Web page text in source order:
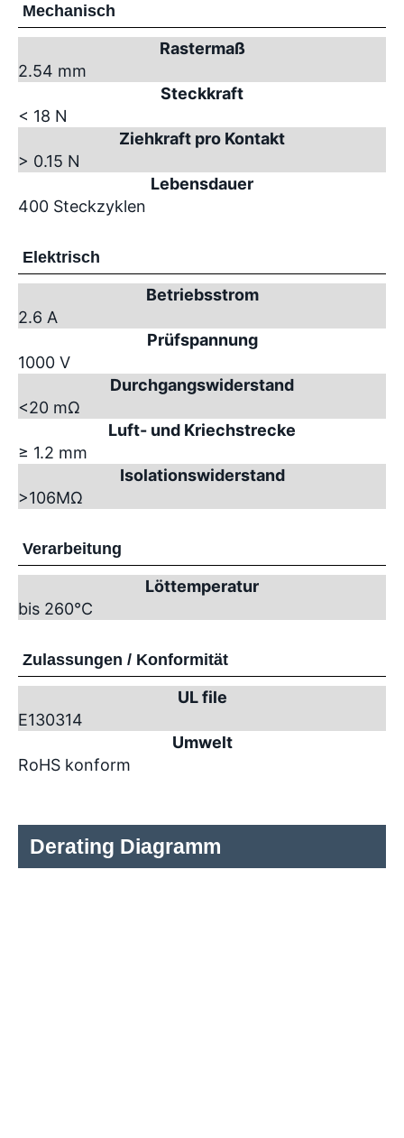
Mechanisch
Rastermaß
2.54 mm
Steckkraft
< 18 N
Ziehkraft pro Kontakt
> 0.15 N
Lebensdauer
400 Steckzyklen
Elektrisch
Betriebsstrom
2.6 A
Prüfspannung
1000 V
Durchgangswiderstand
<20 mΩ
Luft- und Kriechstrecke
≥ 1.2 mm
Isolationswiderstand
>106MΩ
Verarbeitung
Löttemperatur
bis 260°C
Zulassungen / Konformität
UL file
E130314
Umwelt
RoHS konform
Derating Diagramm